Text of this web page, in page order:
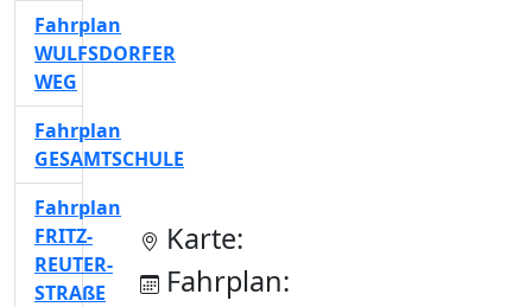
Karte:
Fahrplan:
Fahrplan
WULFSDORFER
WEG
Fahrplan
GESAMTSCHULE
Fahrplan
FRITZ-
REUTER-
STRAßE